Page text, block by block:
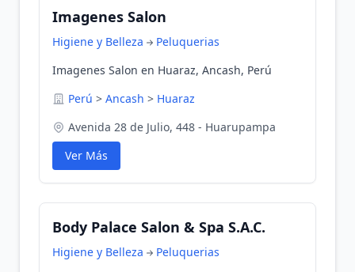
Imagenes Salon
Higiene y Belleza
Peluquerias
Imagenes Salon en Huaraz, Ancash, Perú
Perú > Ancash > Huaraz
Avenida 28 de Julio, 448 - Huarupampa
Ver Más
Body Palace Salon & Spa S.A.C.
Higiene y Belleza
Peluquerias